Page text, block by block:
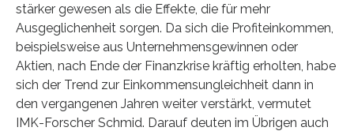
stärker gewesen als die Effekte, die für mehr
Ausgeglichenheit sorgen. Da sich die Profiteinkommen,
beispielsweise aus Unternehmensgewinnen oder
Aktien, nach Ende der Finanzkrise kräftig erholten, habe
sich der Trend zur Einkommensungleichheit dann in
den vergangenen Jahren weiter verstärkt, vermutet
IMK-Forscher Schmid. Darauf deuten im Übrigen auch